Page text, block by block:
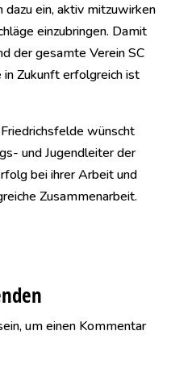
ein, aktiv mitzuwirken
einzubringen. Damit
der gesamte Verein SC
Zukunft erfolgreich ist
wünscht
und Jugendleiter der
bei ihrer Arbeit und
Zusammenarbeit.
um einen Kommentar